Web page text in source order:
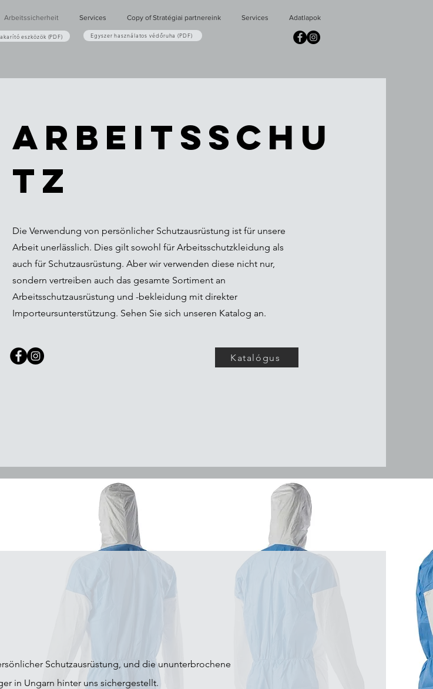
Arbeitssicherheit Services Copy of Stratégiai partnereink Services Adatlapok
eszközök (PDF) Egyszer használatos védőruha (PDF)
ARBEITSSCHU
TZ
Die Verwendung von persönlicher Schutzausrüstung ist für unsere
Arbeit unerlässlich. Dies gilt sowohl für Arbeitsschutzkleidung als
auch für Schutzausrüstung. Aber wir verwenden diese nicht nur,
sondern vertreiben auch das gesamte Sortiment an
Arbeitsschutzausrüstung und -bekleidung mit direkter
Importeursunterstützung. Sehen Sie sich unseren Katalog an.
Katalógus
Schutzausrüstung, und die ununterbrochene
in Ungarn hinter uns sichergestellt.